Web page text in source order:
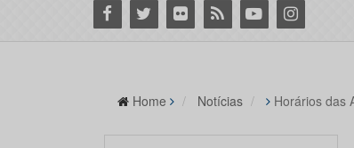
Facebook
Twitter Flickr RSS YoutubeInstagram
Home Notícias Horários das